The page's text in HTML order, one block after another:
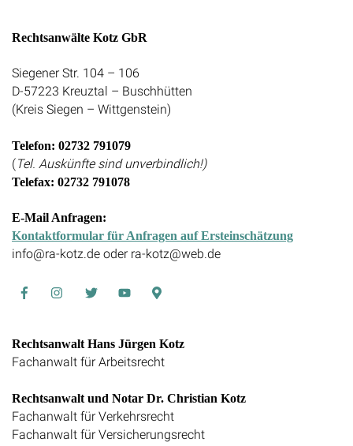
Rechtsanwälte Kotz GbR
Siegener Str. 104 – 106
D-57223 Kreuztal – Buschhütten
(Kreis Siegen – Wittgenstein)
Telefon: 02732 791079
(Tel. Auskünfte sind unverbindlich!)
Telefax: 02732 791078
E-Mail Anfragen:
Kontaktformular für Anfragen auf Ersteinschätzung
info@ra-kotz.de oder ra-kotz@web.de
FacebookInstagramTwitter YoutubeGoogle
Rechtsanwalt Hans Jürgen Kotz
Fachanwalt für Arbeitsrecht
Rechtsanwalt und Notar Dr. Christian Kotz
Fachanwalt für Verkehrsrecht
Fachanwalt für Versicherungsrecht